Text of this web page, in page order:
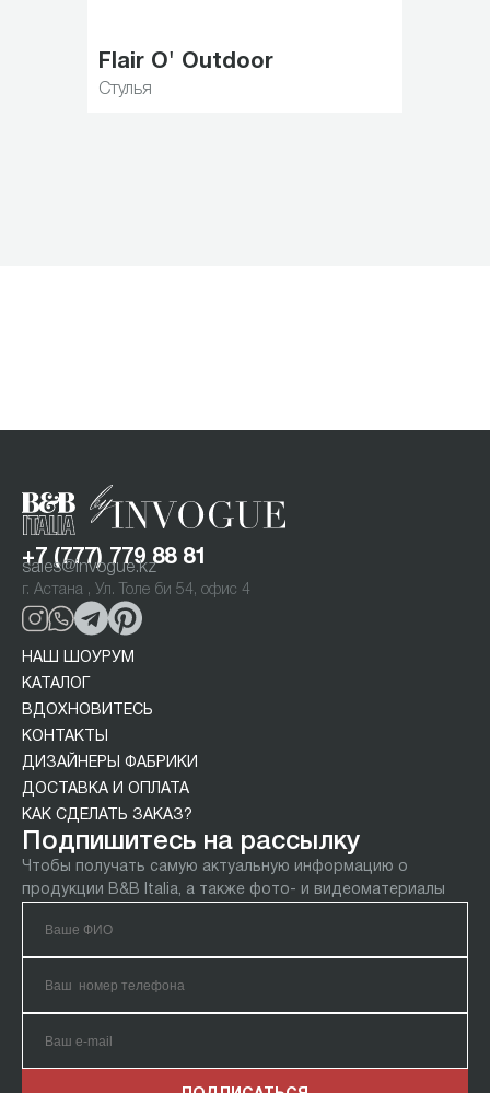
Flair O' Outdoor
Стулья
+7 (777) 779 88 81
sales@invogue.kz
г. Астана , Ул. Толе би 54, офис 4
НАШ ШОУРУМ
КАТАЛОГ
ВДОХНОВИТЕСЬ
КОНТАКТЫ
ДИЗАЙНЕРЫ ФАБРИКИ
ДОСТАВКА И ОПЛАТА
КАК СДЕЛАТЬ ЗАКАЗ?
Подпишитесь на рассылку
Чтобы получать самую актуальную информацию о
продукции B&B Italia, а также фото- и видеоматериалы